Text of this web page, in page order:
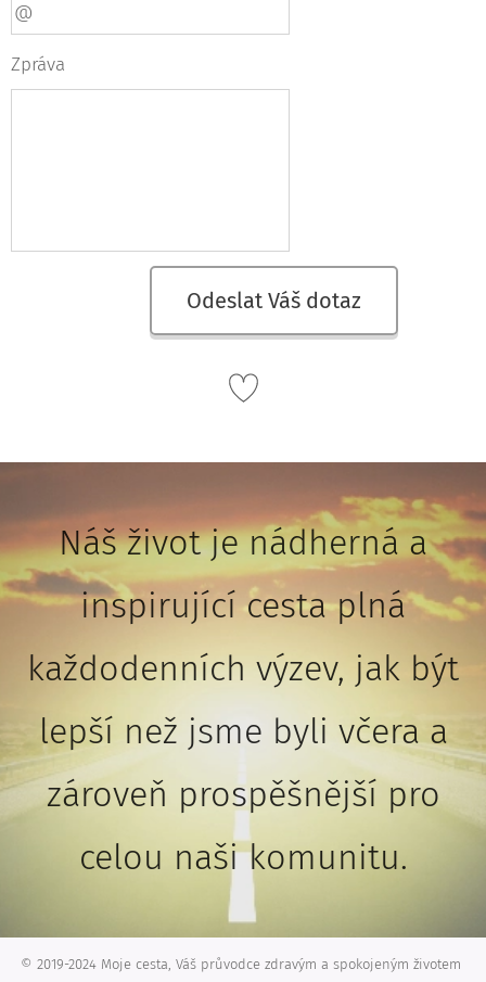
Zpráva
Odeslat Váš dotaz
Náš život je nádherná a
inspirující cesta plná
každodenních výzev, jak být
lepší než jsme byli včera a
zároveň prospěšnější pro
celou naši komunitu.
© 2019-2024 Moje cesta, Váš průvodce zdravým a spokojeným životem